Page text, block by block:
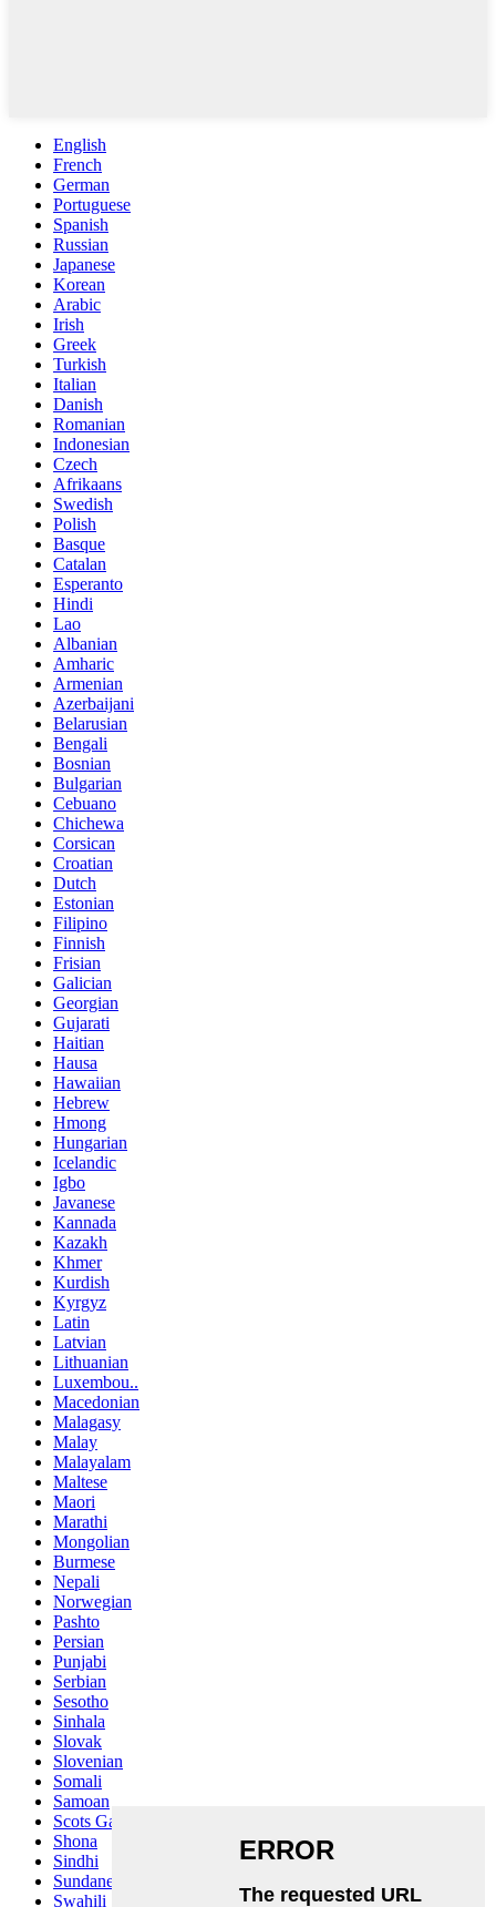
English
French
German
Portuguese
Spanish
Russian
Japanese
Korean
Arabic
Irish
Greek
Turkish
Italian
Danish
Romanian
Indonesian
Czech
Afrikaans
Swedish
Polish
Basque
Catalan
Esperanto
Hindi
Lao
Albanian
Amharic
Armenian
Azerbaijani
Belarusian
Bengali
Bosnian
Bulgarian
Cebuano
Chichewa
Corsican
Croatian
Dutch
Estonian
Filipino
Finnish
Frisian
Galician
Georgian
Gujarati
Haitian
Hausa
Hawaiian
Hebrew
Hmong
Hungarian
Icelandic
Igbo
Javanese
Kannada
Kazakh
Khmer
Kurdish
Kyrgyz
Latin
Latvian
Lithuanian
Luxembou..
Macedonian
Malagasy
Malay
Malayalam
Maltese
Maori
Marathi
Mongolian
Burmese
Nepali
Norwegian
Pashto
Persian
Punjabi
Serbian
Sesotho
Sinhala
Slovak
Slovenian
Somali
Samoan
Scots Gaelic
Shona
Sindhi
Sundanese
Swahili